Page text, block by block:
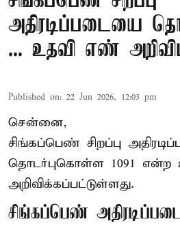
அதிரடிப்படையை
... உதவி எண்
Published on: 22 Jun 2026, 12:03 pm
சென்னை,
சிங்கப்பெண் சிறப்பு
தொடர்புகொள்ள 1091
அறிவிக்கப்பட்டுள்ளது.
சிங்கப்பெண்